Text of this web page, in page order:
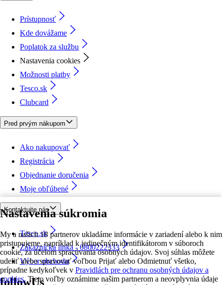
Nastavenia súkromia
My a našich 18 partnerov ukladáme informácie v zariadení alebo k nim
pristupujeme, napríklad k jedinečným identifikátorom v súboroch
cookie, za účelom spracúvania osobných údajov. Svoj súhlas môžete
udeliť alebo spravovať voľbou Prijať alebo Odmietnuť všetko,
prípadne kedykoľvek v Pravidlách pre ochranu osobných údajov a
cookies. Tieto voľby oznámime našim partnerom a neovplyvnia údaje
Prístupnosť
Kde dovážame
Poplatok za službu
Nastavenia cookies
Možnosti platby
Tesco.sk
Clubcard
Pred prvým nákupom
Ako nakupovať
Registrácia
Objednanie doručenia
Moje obľúbené
Kontaktujte nás
Tesco.sk
Zákaznícka linka - 0800222333
Výber obchodu
followUs